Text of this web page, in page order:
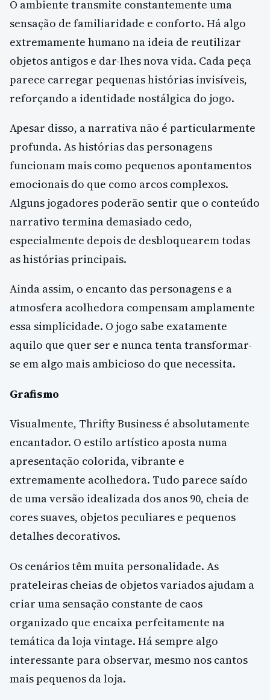
O ambiente transmite constantemente uma
sensação de familiaridade e conforto. Há algo
extremamente humano na ideia de reutilizar
objetos antigos e dar-lhes nova vida. Cada peça
parece carregar pequenas histórias invisíveis,
reforçando a identidade nostálgica do jogo.
Apesar disso, a narrativa não é particularmente
profunda. As histórias das personagens
funcionam mais como pequenos apontamentos
emocionais do que como arcos complexos.
Alguns jogadores poderão sentir que o conteúdo
narrativo termina demasiado cedo,
especialmente depois de desbloquearem todas
as histórias principais.
Ainda assim, o encanto das personagens e a
atmosfera acolhedora compensam amplamente
essa simplicidade. O jogo sabe exatamente
aquilo que quer ser e nunca tenta transformar-
se em algo mais ambicioso do que necessita.
Grafismo
Visualmente, Thrifty Business é absolutamente
encantador. O estilo artístico aposta numa
apresentação colorida, vibrante e
extremamente acolhedora. Tudo parece saído
de uma versão idealizada dos anos 90, cheia de
cores suaves, objetos peculiares e pequenos
detalhes decorativos.
Os cenários têm muita personalidade. As
prateleiras cheias de objetos variados ajudam a
criar uma sensação constante de caos
organizado que encaixa perfeitamente na
temática da loja vintage. Há sempre algo
interessante para observar, mesmo nos cantos
mais pequenos da loja.